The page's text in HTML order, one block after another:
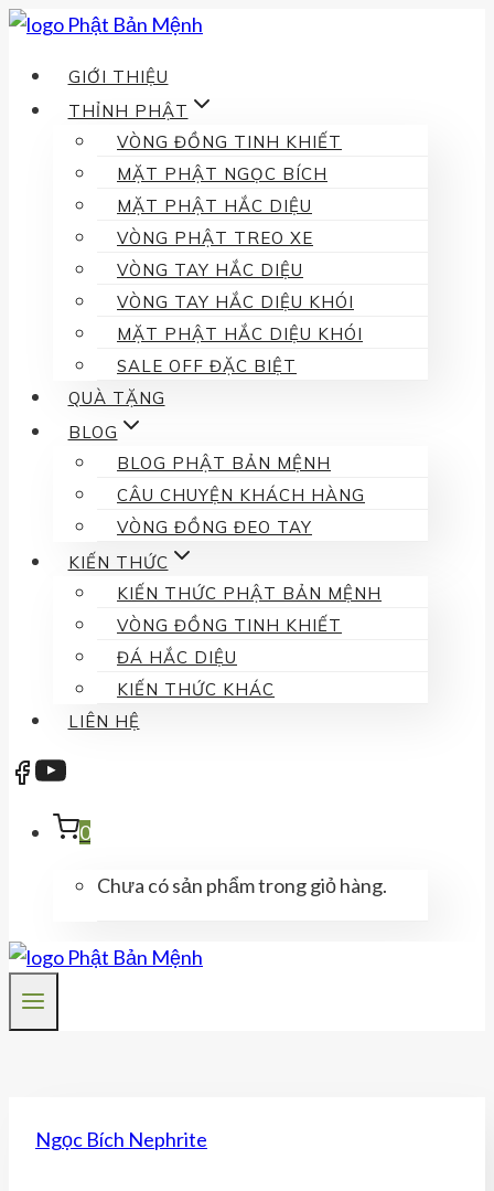
Skip
contentGIỚI THIỆU
THỈNH PHẬT
VÒNG ĐỒNG TINH KHIẾT
MẶT PHẬT NGỌC BÍCH
MẶT PHẬT HẮC DIỆU
VÒNG PHẬT TREO XE
VÒNG TAY HẮC DIỆU
VÒNG TAY HẮC DIỆU KHÓI
MẶT PHẬT HẮC DIỆU KHÓI
SALE OFF ĐẶC BIỆT
QUÀ TẶNG
BLOG
BLOG PHẬT BẢN MỆNH
CÂU CHUYỆN KHÁCH HÀNG
VÒNG ĐỒNG ĐEO TAY
KIẾN THỨC
KIẾN THỨC PHẬT BẢN MỆNH
VÒNG ĐỒNG TINH KHIẾT
ĐÁ HẮC DIỆU
KIẾN THỨC KHÁC
LIÊN HỆ
0
Chưa có sản phẩm trong giỏ hàng.
Ngọc Bích Nephrite